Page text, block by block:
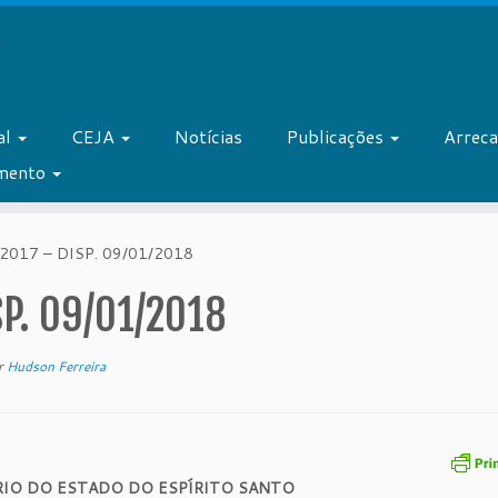
CEJA Notícias Publicações
– DISP. 09/01/2018
09/01/2018
Hudson Ferreira
DO ESTADO DO ESPÍRITO SANTO